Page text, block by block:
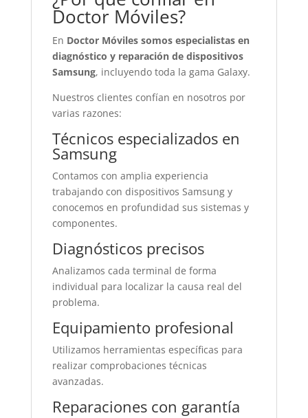
Doctor Móviles?
En Doctor Móviles somos especialistas en
diagnóstico y reparación de dispositivos
Samsung, incluyendo toda la gama Galaxy.
Nuestros clientes confían en nosotros por
varias razones:
Técnicos especializados en
Samsung
Contamos con amplia experiencia
trabajando con dispositivos Samsung y
conocemos en profundidad sus sistemas y
componentes.
Diagnósticos precisos
Analizamos cada terminal de forma
individual para localizar la causa real del
problema.
Equipamiento profesional
Utilizamos herramientas específicas para
realizar comprobaciones técnicas
avanzadas.
Reparaciones con garantía